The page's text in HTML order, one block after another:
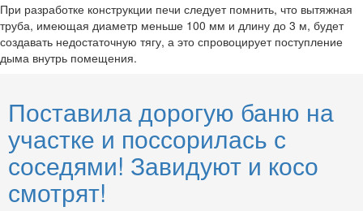
При разработке конструкции печи следует помнить, что вытяжная
труба, имеющая диаметр меньше 100 мм и длину до 3 м, будет
создавать недостаточную тягу, а это спровоцирует поступление
дыма внутрь помещения.
Поставила дорогую баню на
участке и поссорилась с
соседями! Завидуют и косо
смотрят!